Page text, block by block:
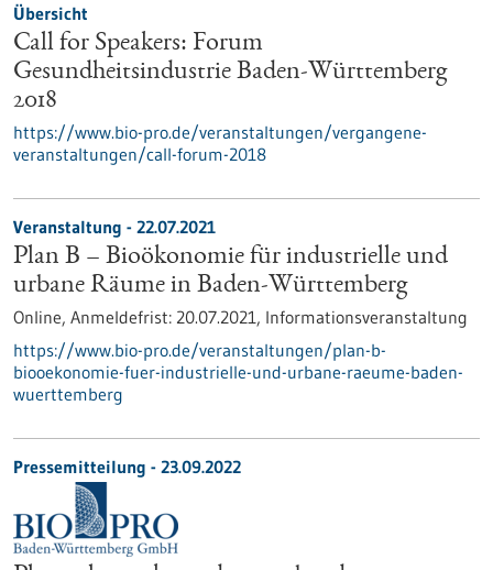
Übersicht
Call for Speakers: Forum
Gesundheitsindustrie Baden-Württemberg
2018
https://www.bio-pro.de/veranstaltungen/vergangene-
veranstaltungen/call-forum-2018
Veranstaltung - 22.07.2021
Plan B – Bioökonomie für industrielle und
urbane Räume in Baden-Württemberg
Online, Anmeldefrist: 20.07.2021, Informationsveranstaltung
https://www.bio-pro.de/veranstaltungen/plan-b-
biooekonomie-fuer-industrielle-und-urbane-raeume-baden-
wuerttemberg
Pressemitteilung - 23.09.2022